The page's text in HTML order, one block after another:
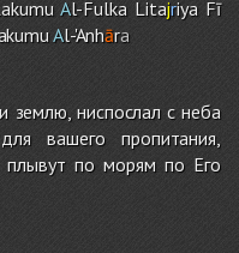
Al-Fulka Litajriya Fī
Al-'Anhāra
землю, ниспослал с неба
вашего пропитания,
плывут по морям по Его